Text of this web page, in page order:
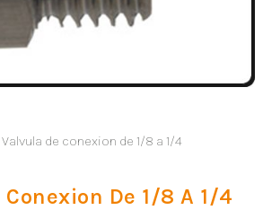
de conexion de 1/8 a 1/4
De 1/8 A 1/4